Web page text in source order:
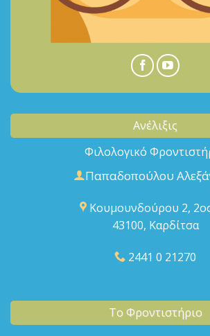
Ανέλιξις
Φιλολογικό
Παπαδοπούλου
Κουμουνδούρου 2,
43100, Καρδίτσα
2441 0 21270
Το Φροντιστήριο